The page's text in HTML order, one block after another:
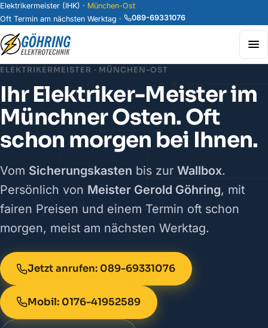
Elektrikermeister (IHK) · München-Ost
Oft Termin am nächsten Werktag ·
089-69331076
ELEKTRIKERMEISTER · MÜNCHEN-OST
Ihr Elektriker-Meisterim
Münchner Osten. Oft
schon morgen bei Ihnen.
Vom Sicherungskasten bis zur Wallbox.
Persönlich von Meister Gerold Göhring, mit
fairen Preisen und einem Termin oft schon
morgen, meist am nächsten Werktag.
Jetzt anrufen: 089-69331076
Mobil: 0176-41952589